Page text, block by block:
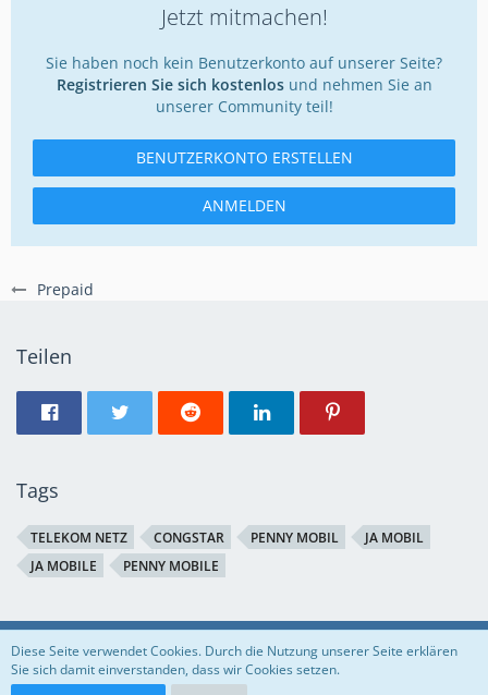
Prepaid
Jetzt mitmachen!
Sie haben noch kein Benutzerkonto auf unserer Seite?
Registrieren Sie sich kostenlosund nehmen Sie an
unserer Community teil!
BENUTZERKONTO ERSTELLEN
ANMELDEN
Teilen
Tags
TELEKOM NETZ CONGSTAR PENNY MOBIL
JA MOBIL
JA MOBILE
PENNY MOBILE
Regeln Datenschutzerklärung Impressum
Diese Seite verwendet Cookies. Durch die Nutzung unserer Seite erklären
Sie sich damit einverstanden, dass wir Cookies setzen.